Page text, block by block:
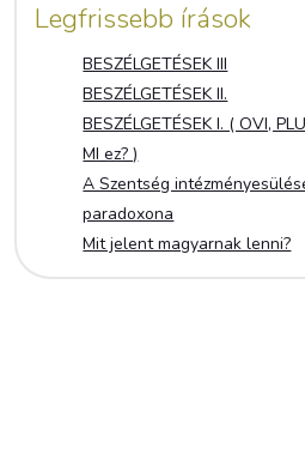
Legfrissebb írások
BESZÉLGETÉSEK III
BESZÉLGETÉSEK II.
BESZÉLGETÉSEK I. ( OVI,
MI ez? )
A Szentség
paradoxona
Mit jelent magyarnak lenni?